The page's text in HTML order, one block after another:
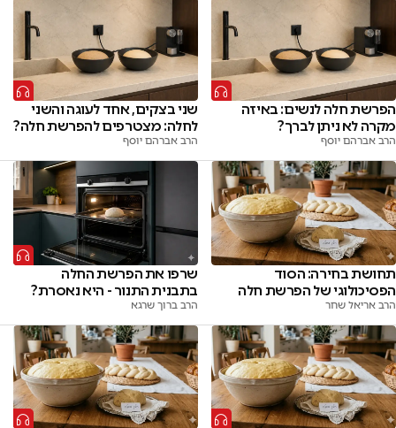
הפרשת חלה לנשים: באיזה
מקרה לא ניתן לברך?
הרב אברהם יוסף
שני בצקים, אחד לעוגה והשני
לחלה: מצטרפים להפרשת חלה?
הרב אברהם יוסף
תחושת בחירה: הסוד
הפסיכולוגי של הפרשת חלה
הרב אריאל שחר
שרפו את הפרשת החלה
בתבנית התנור - היא נאסרת?
הרב ברוך שרגא